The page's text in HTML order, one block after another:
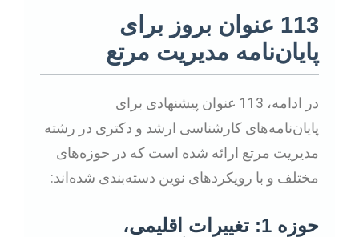
113 عنوان بروز برای
پایان‌نامه مدیریت مرتع
در ادامه، 113 عنوان پیشنهادی برای
پایان‌نامه‌های کارشناسی ارشد و دکتری در رشته
مدیریت مرتع ارائه شده است که در حوزه‌های
مختلف و با رویکردهای نوین دسته‌بندی شده‌اند:
حوزه 1: تغییرات اقلیمی،